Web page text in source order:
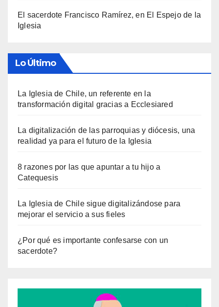
El sacerdote Francisco Ramírez, en El Espejo de la
Iglesia
Lo Último
La Iglesia de Chile, un referente en la
transformación digital gracias a Ecclesiared
La digitalización de las parroquias y diócesis, una
realidad ya para el futuro de la Iglesia
8 razones por las que apuntar a tu hijo a
Catequesis
La Iglesia de Chile sigue digitalizándose para
mejorar el servicio a sus fieles
¿Por qué es importante confesarse con un
sacerdote?